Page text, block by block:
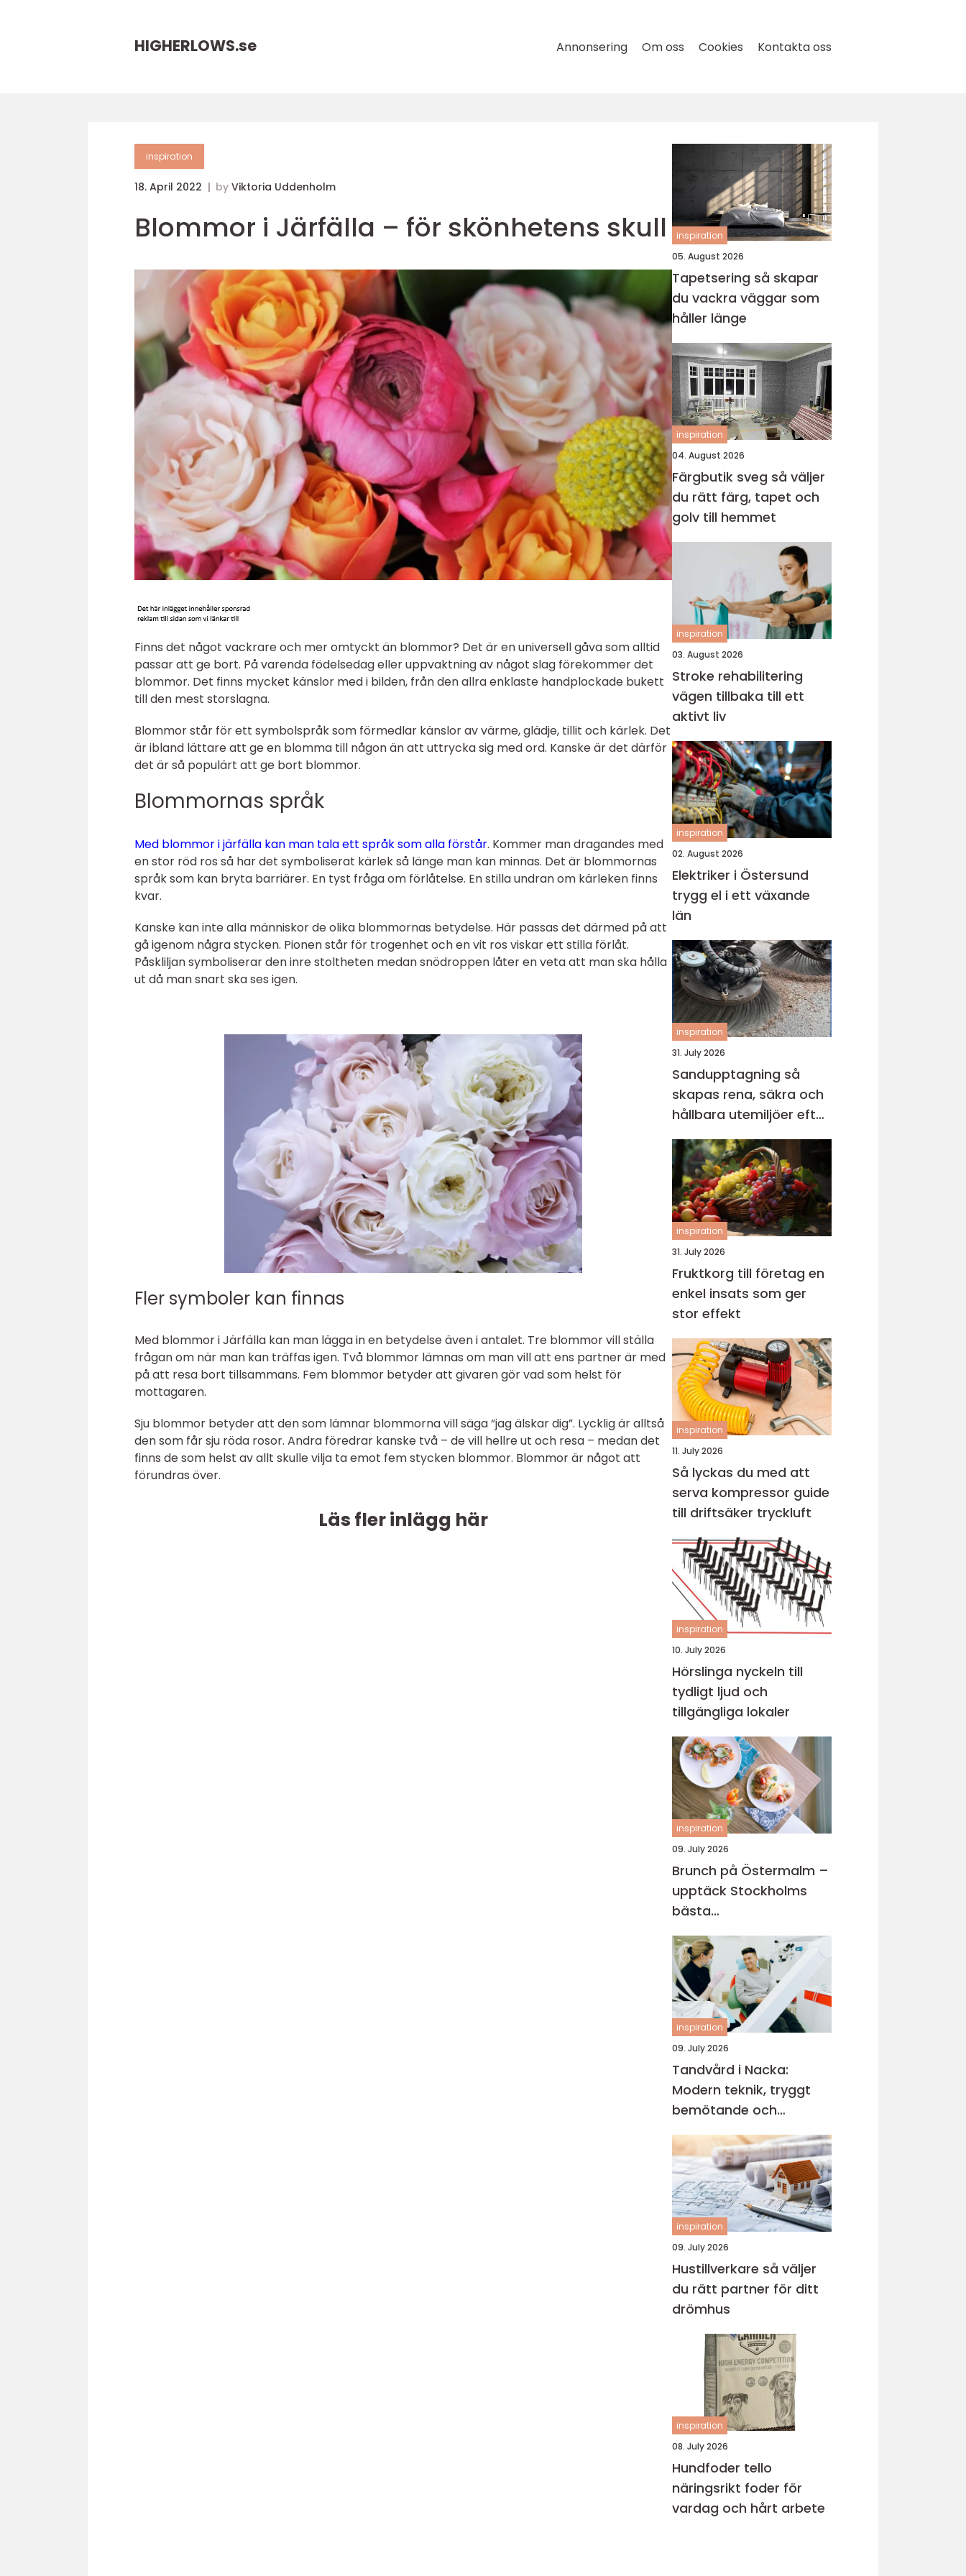
HIGHERLOWS.se Annonsering Om oss Cookies Kontakta oss
inspiration
18. April 2022 by Viktoria Uddenholm
Blommor i Järfälla – för skönhetens skull
Finns det något vackrare och mer omtyckt än blommor? Det är en universell gåva som alltid
passar att ge bort. På varenda födelsedag eller uppvaktning av något slag förekommer det
blommor. Det finns mycket känslor med i bilden, från den allra enklaste handplockade bukett
till den mest storslagna.
Blommor står för ett symbolspråk som förmedlar känslor av värme, glädje, tillit och kärlek. Det
är ibland lättare att ge en blomma till någon än att uttrycka sig med ord. Kanske är det därför
det är så populärt att ge bort blommor.
Blommornas språk
Med blommor i järfälla kan man tala ett språk som alla förstår. Kommer man dragandes med
en stor röd ros så har det symboliserat kärlek så länge man kan minnas. Det är blommornas
språk som kan bryta barriärer. En tyst fråga om förlåtelse. En stilla undran om kärleken finns
kvar.
Kanske kan inte alla människor de olika blommornas betydelse. Här passas det därmed på att
gå igenom några stycken. Pionen står för trogenhet och en vit ros viskar ett stilla förlåt.
Påskliljan symboliserar den inre stoltheten medan snödroppen låter en veta att man ska hålla
ut då man snart ska ses igen.
Fler symboler kan finnas
Med blommor i Järfälla kan man lägga in en betydelse även i antalet. Tre blommor vill ställa
frågan om när man kan träffas igen. Två blommor lämnas om man vill att ens partner är med
på att resa bort tillsammans. Fem blommor betyder att givaren gör vad som helst för
mottagaren.
Sju blommor betyder att den som lämnar blommorna vill säga “jag älskar dig”. Lycklig är alltså
den som får sju röda rosor. Andra föredrar kanske två – de vill hellre ut och resa – medan det
finns de som helst av allt skulle vilja ta emot fem stycken blommor. Blommor är något att
förundras över.
Läs fler inlägg här
inspiration
05. August 2026
Tapetsering så skapar
du vackra väggar som
håller länge
inspiration
04. August 2026
Färgbutik sveg så väljer
du rätt färg, tapet och
golv till hemmet
inspiration
03. August 2026
Stroke rehabilitering
vägen tillbaka till ett
aktivt liv
inspiration
02. August 2026
Elektriker i Östersund
trygg el i ett växande
län
inspiration
31. July 2026
Sandupptagning så
skapas rena, säkra och
hållbara utemiljöer efter
vintern
inspiration
31. July 2026
Fruktkorg till företag en
enkel insats som ger
stor effekt
inspiration
11. July 2026
Så lyckas du med att
serva kompressor guide
till driftsäker tryckluft
inspiration
10. July 2026
Hörslinga nyckeln till
tydligt ljud och
tillgängliga lokaler
inspiration
09. July 2026
Brunch på Östermalm –
upptäck Stockholms
bästa
brunchupplevelser för
en smakrik helg
inspiration
09. July 2026
Tandvård i Nacka:
Modern teknik, tryggt
bemötande och
lättillgängliga
behandlingar
inspiration
09. July 2026
Hustillverkare så väljer
du rätt partner för ditt
drömhus
inspiration
08. July 2026
Hundfoder tello
näringsrikt foder för
vardag och hårt arbete